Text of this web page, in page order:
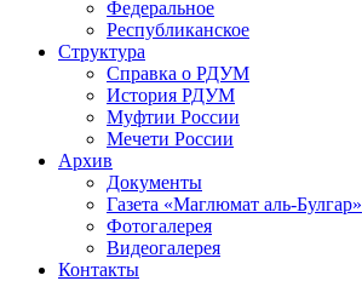
Федеральное
Республиканское
Структура
Справка о РДУМ
История РДУМ
Муфтии России
Мечети России
Архив
Документы
Газета «Маглюмат аль-Булгар»
Фотогалерея
Видеогалерея
Контакты